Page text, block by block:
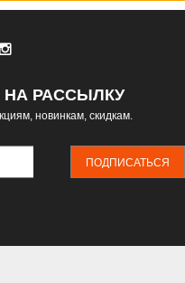
РАССЫЛКУ
новинкам, скидкам.
ПОДПИСАТЬСЯ